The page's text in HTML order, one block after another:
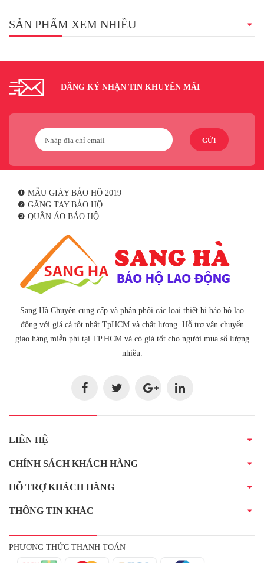
SẢN PHẨM XEM NHIỀU
ĐĂNG KÝ NHẬN TIN KHUYẾN MÃI
GỬI
❶ MẪU GIÀY BẢO HỘ 2019
❷ GĂNG TAY BẢO HỘ
❸ QUẦN ÁO BẢO HỘ
Sang Hà Chuyên cung cấp và phân phối các loại thiết bị bảo hộ lao
động với giá cả tốt nhất TpHCM và chất lượng. Hỗ trợ vận chuyển
giao hàng miễn phí tại TP.HCM và có giá tốt cho người mua số lượng
nhiều.
LIÊN HỆ
CHÍNH SÁCH KHÁCH HÀNG
HỖ TRỢ KHÁCH HÀNG
THÔNG TIN KHÁC
PHƯƠNG THỨC THANH TOÁN